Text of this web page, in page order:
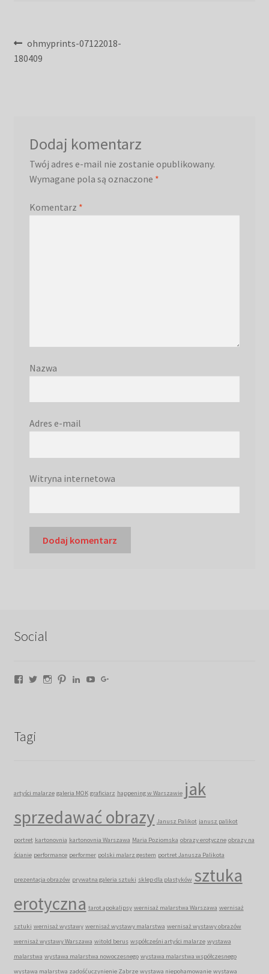
Nawigacja
wpisu
Poprzedni
wpis:
ohmyprints-07122018-
180409
Dodaj komentarz
Twój adres e-mail nie zostanie opublikowany.
Wymagane pola są oznaczone *
Komentarz *
Nazwa
Adres e-mail
Witryna internetowa
Social
Facebook
TwitterInstagram
PinterestLinkedIn
YouTube
Tagi
artyści malarze galeria MOK graficiarz happening w Warszawie jak
sprzedawać obrazy Janusz Palikot janusz palikot
portret kartonovnia kartonovnia Warszawa Maria Poziomska obrazy erotyczne obrazy na
ścianie performance performer polski malarz gestem portret Janusza Palikota
prezentacja obrazów prywatna galeria sztuki sklep dla plastyków sztuka
erotyczna tarot apokalipsy wernisaż malarstwa Warszawa wernisaż
sztuki wernisaż wystawy wernisaż wystawy malarstwa wernisaż wystawy obrazów
wernisaż wystawy Warszawa witold berus współcześni artyści malarze wystawa
malarstwa wystawa malarstwa nowoczesnego wystawa malarstwa współczesnego
wystawa malarstwa zadośćuczynienie Zabrze wystawa niepohamowanie wystawa